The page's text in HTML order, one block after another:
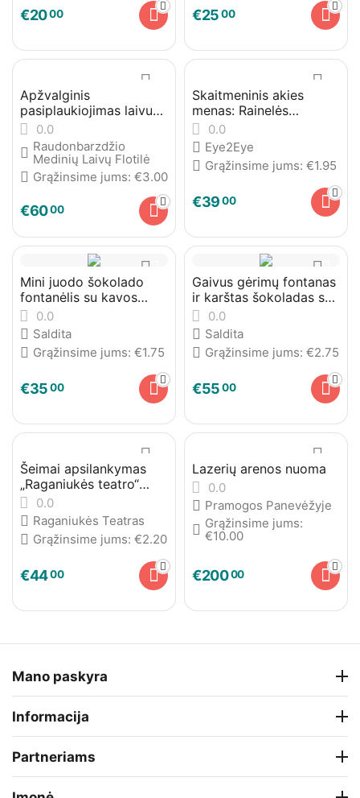
€2000 €2500
Apžvalginis
pasiplaukiojimas laivu
„Albatros“ Nemuno
kilpomis
0.0
Raudonbarzdžio
Medinių Laivų Flotilė
Grąžinsime jums: €3.00
€6000
Skaitmeninis akies
menas: Rainelės
fotografija
0.0
Eye2Eye
Grąžinsime jums: €1.95
€3900
Mini juodo šokolado
fontanėlis su kavos
kokteiliais
0.0
Saldita
Grąžinsime jums: €1.75
€3500
Gaivus gėrimų fontanas
ir karštas šokoladas su
vaisiais
0.0
Saldita
Grąžinsime jums: €2.75
€5500
Šeimai apsilankymas
„Raganiukės teatro“
spektaklyje
0.0
Raganiukės Teatras
Grąžinsime jums: €2.20
€4400
Lazerių arenos nuoma
0.0
Pramogos Panevėžyje
Grąžinsime jums:
€10.00
€20000
Mano paskyra
Informacija
Partneriams